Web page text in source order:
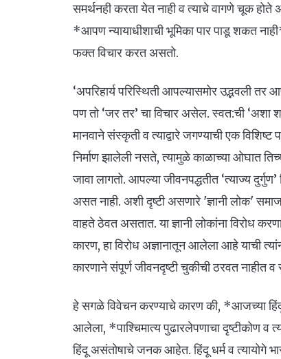
समर्थनही करता येत नाही व त्याचे वागणे चूक
*आपण न्यायाधीशाची भूमिका पार पाडू शकत
फक्त विचार करत असतो.
‘अपरिहार्य परिस्थिती आपल्यासमोर उद्भवली
पण तो ‘जर तर’ चा विचार असेल. स्वत:ची ‘अशा
मानवाने संस्कृती व त्याद्वारे जगण्याची एक
निर्माण झालेली नसते, त्यामुळे काळाच्या ओघात
जावा लागतो. आपल्या जीवनपद्धतीत ‘त्याज्य
असत नाही. अशी दृष्टी असणारे 'ज्ञानी लोक'
वाहते ठेवत असतात. या ज्ञानी लोकांना विरोध
कारण, हा विरोध अज्ञानातून आलेला आहे याची
कारणाने संपूर्ण जीवनदृष्टी चुकीची ठरवत नाहीत
हे सगळे विवेचन करण्याचे कारण की, *आजच्या
आलेला, *पाश्चिमात्य पुढारलेपणाचा दृष्टीकोण व
हिंदू असंतोषाचे जनक आहेत. हिंदू धर्म व त्यायोगे